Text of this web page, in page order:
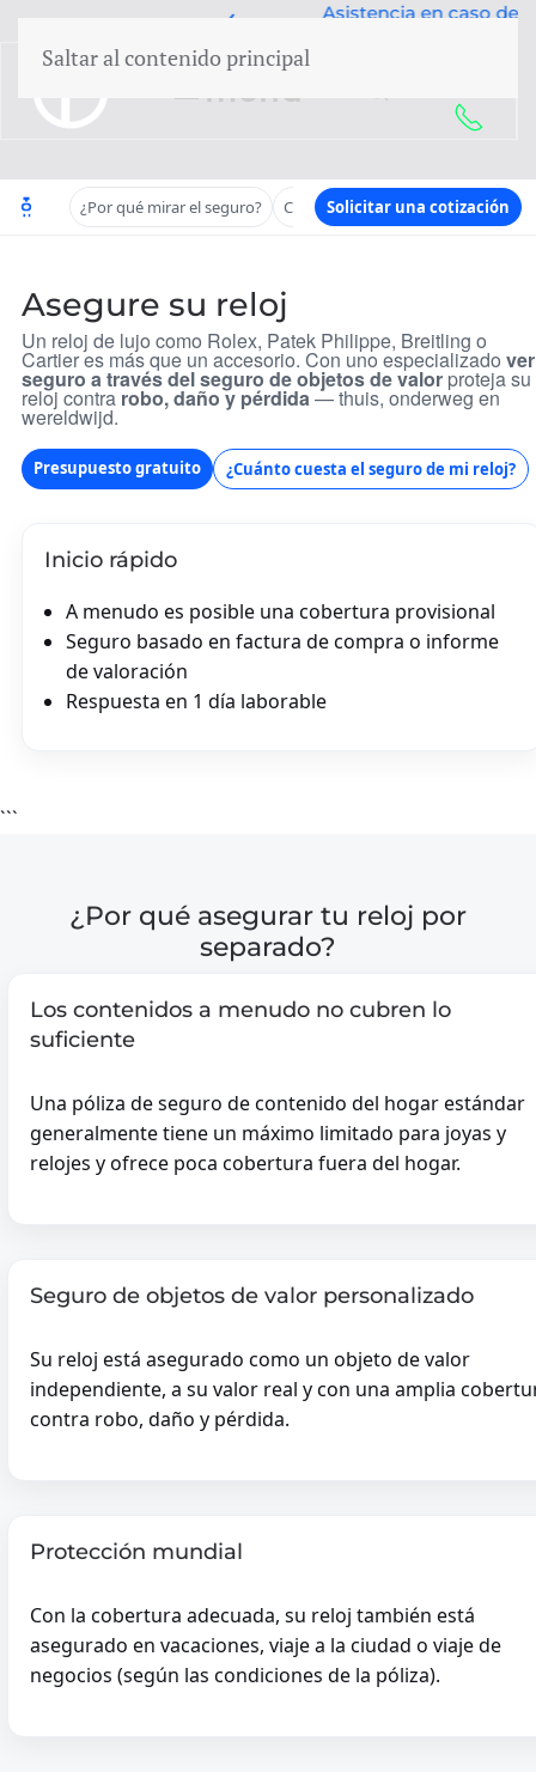
Saltar al contenido principal
menú
Asistencia en caso de
50 años de experiencia
¿Por qué mirar el seguro? Coberturas Premie & waarde
Solicitar una cotización
Asegure su reloj
Un reloj de lujo como Rolex, Patek Philippe, Breitling o
Cartier es más que un accesorio. Con uno especializado ver
seguro a través del seguro de objetos de valor proteja su
reloj contra robo, daño y pérdida— thuis, onderweg en
wereldwijd.
Presupuesto gratuito ¿Cuánto cuesta el seguro de mi reloj?
Inicio rápido
A menudo es posible una cobertura provisional
Seguro basado en factura de compra o informe
de valoración
Respuesta en 1 día laborable
```
¿Por qué asegurar tu reloj por
separado?
Los contenidos a menudo no cubren lo
suficiente
Una póliza de seguro de contenido del hogar estándar
generalmente tiene un máximo limitado para joyas y
relojes y ofrece poca cobertura fuera del hogar.
Seguro de objetos de valor personalizado
Su reloj está asegurado como un objeto de valor
independiente, a su valor real y con una amplia
contra robo, daño y pérdida.
Protección mundial
Con la cobertura adecuada, su reloj también está
asegurado en vacaciones, viaje a la ciudad o viaje de
negocios (según las condiciones de la póliza).